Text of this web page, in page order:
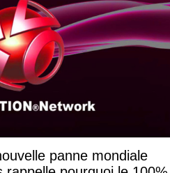
panne mondiale